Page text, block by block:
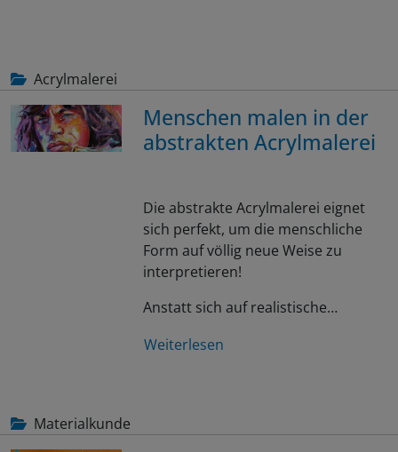
Acrylmalerei
Menschen malen in der
abstrakten Acrylmalerei
Die abstrakte Acrylmalerei eignet
sich perfekt, um die menschliche
Form auf völlig neue Weise zu
interpretieren!
Anstatt sich auf realistische…
Weiterlesen
Materialkunde